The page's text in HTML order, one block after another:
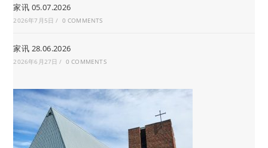
家讯 05.07.2026
2026年7月5日 / 0 COMMENTS
家讯 28.06.2026
2026年6月27日 / 0 COMMENTS